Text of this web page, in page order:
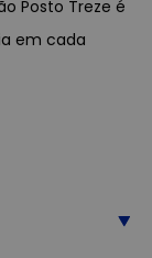
Posto Treze é
em cada